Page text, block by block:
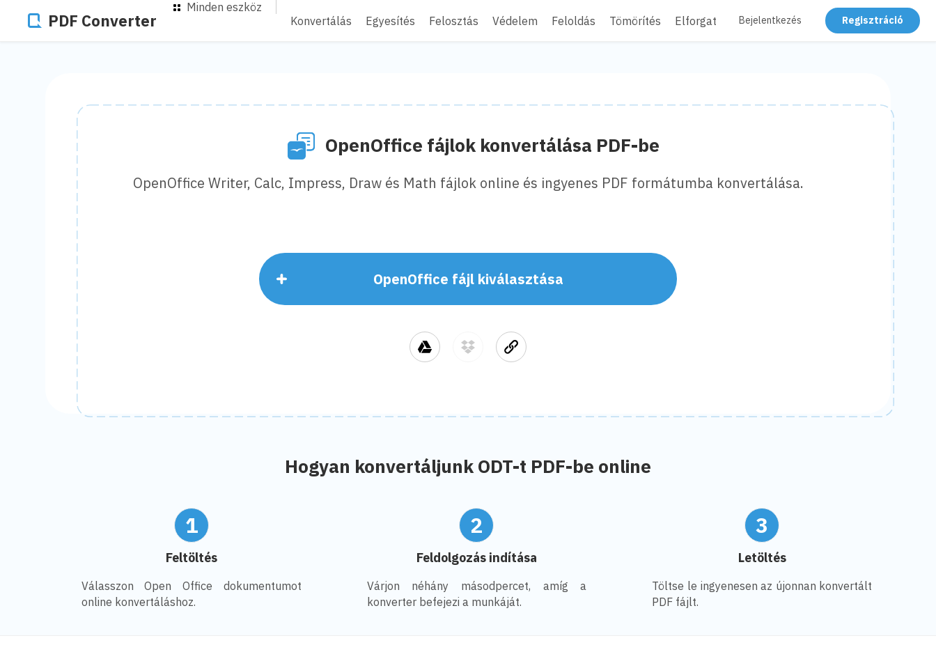
PDF Converter
Minden eszköz
Konvertálás
Egyesítés Felosztás Védelem Feloldás Tömörítés Elforgatás Kitakarás Laposítás
Bejelentkezés Regisztráció
OpenOffice fájlok konvertálása PDF-be
OpenOffice Writer, Calc, Impress, Draw és Math fájlok online és ingyenes PDF formátumba konvertálása.
OpenOffice fájl kiválasztása
Hogyan konvertáljunk ODT-t PDF-be online
1
Feltöltés
Válasszon Open Office dokumentumot
online konvertáláshoz.
2
Feldolgozás indítása
Várjon néhány másodpercet, amíg a
konverter befejezi a munkáját.
3
Letöltés
Töltse le ingyenesen az újonnan konvertált
PDF fájlt.